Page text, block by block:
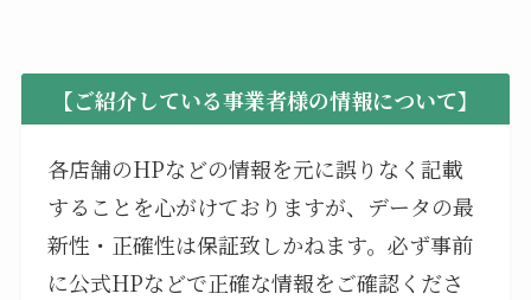
【ご紹介している事業者様の情報について】
各店舗のHPなどの情報を元に誤りなく記載
することを心がけておりますが、データの最
新性・正確性は保証致しかねます。必ず事前
に公式HPなどで正確な情報をご確認くださ